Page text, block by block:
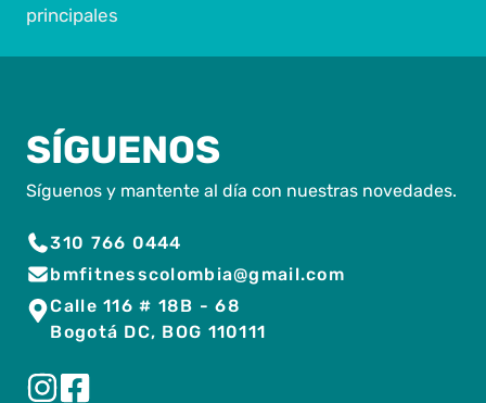
principales
SÍGUENOS
Síguenos y mantente al día con nuestras novedades.
310 766 0444
bmfitnesscolombia@gmail.com
Calle 116 # 18B - 68
Bogotá DC, BOG 110111